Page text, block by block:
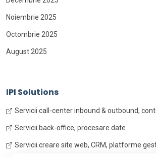
Noiembrie 2025
Octombrie 2025
August 2025
IPI Solutions
Servicii call-center inbound & outbound,
Servicii back-office, procesare date
Servicii creare site web, CRM, platforme